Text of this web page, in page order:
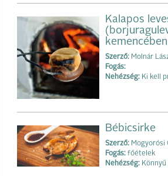
Kalapos
Szerző: Molnár
Fogás:
Nehézség: Ki kell
Bébicsirke
Szerző: Mogyorósi
Fogás: főételek
Nehézség: Könnyű